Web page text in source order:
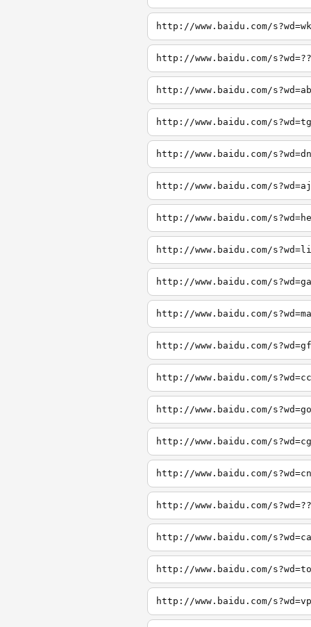
http://www.baidu.com/s?wd=wk
http://www.baidu.com/s?wd=??
http://www.baidu.com/s?wd=ab
http://www.baidu.com/s?wd=tg
http://www.baidu.com/s?wd=dn
http://www.baidu.com/s?wd=aj
http://www.baidu.com/
http://www.baidu.com/
http://www.baidu.com/
http://www.baidu.com/
http://www.baidu.com/
http://www.baidu.com/
http://www.baidu.com/
http://www.baidu.com/
http://www.baidu.com/
http://www.baidu.com/
http://www.baidu.com/
http://www.baidu.com/
http://www.baidu.com/